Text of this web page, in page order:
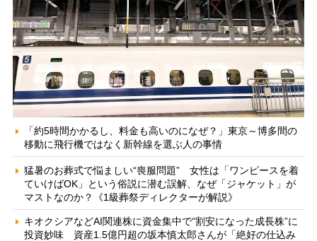
「約5時間かかるし、料金も高いのになぜ？」東京～博多間の
移動に飛行機ではなく新幹線を選ぶ人の事情
猛暑のお葬式で悩ましい“喪服問題” 女性は「ワンピースを着
ていけばOK」という俗説に潜む誤解、なぜ「ジャケット」が
マストなのか？《1級葬祭ディレクターが解説》
キオクシアなどAI関連株に資金集中で“割安になった成長株”に
投資妙味 資産1.5億円超の坂本慎太郎さんが「絶好の仕込み